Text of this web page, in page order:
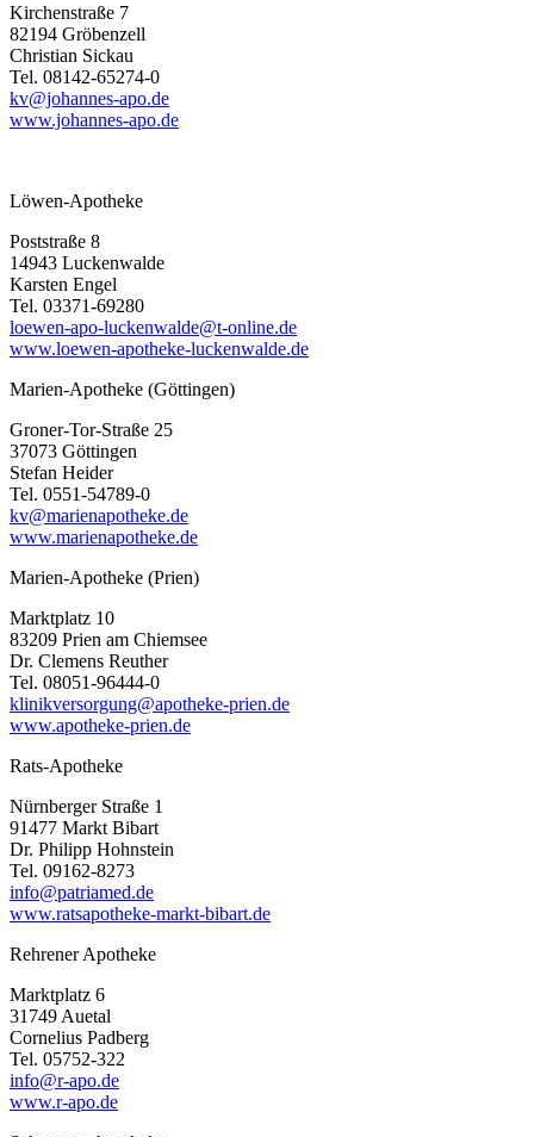
Kirchenstraße 7
82194 Gröbenzell
Christian Sickau
Tel. 08142-65274-0
kv@johannes-apo.de
www.johannes-apo.de
Löwen-Apotheke
Poststraße 8
14943 Luckenwalde
Karsten Engel
Tel. 03371-69280
loewen-apo-luckenwalde@t-online.de
www.loewen-apotheke-luckenwalde.de
Marien-Apotheke (Göttingen)
Groner-Tor-Straße 25
37073 Göttingen
Stefan Heider
Tel. 0551-54789-0
kv@marienapotheke.de
www.marienapotheke.de
Marien-Apotheke (Prien)
Marktplatz 10
83209 Prien am Chiemsee
Dr. Clemens Reuther
Tel. 08051-96444-0
klinikversorgung@apotheke-prien.de
www.apotheke-prien.de
Rats-Apotheke
Nürnberger Straße 1
91477 Markt Bibart
Dr. Philipp Hohnstein
Tel. 09162-8273
info@patriamed.de
www.ratsapotheke-markt-bibart.de
Rehrener Apotheke
Marktplatz 6
31749 Auetal
Cornelius Padberg
Tel. 05752-322
info@r-apo.de
www.r-apo.de